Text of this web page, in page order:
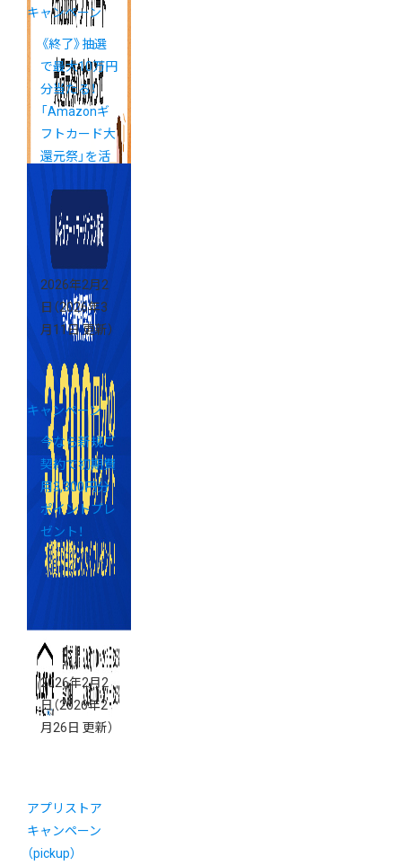
キャンペーン
《終了》抽選
で最大10万円
分当たる！
「Amazonギ
フトカード大
還元祭」を活
2026年2月2
日 （2026年3
月11日 更新）
キャンペーン
今なら新規ご
契約で初期費
用3,300円分
ポイントプレ
ゼント！
2026年2月2
日（2026年2
月26日 更新）
アプリストア
キャンペーン
（pickup）